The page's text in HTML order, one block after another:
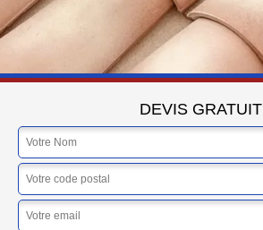
DEVIS GRATUIT